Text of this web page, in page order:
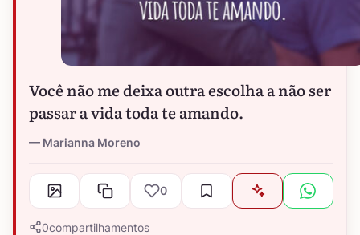
Você não me deixa outra escolha a não ser
passar a vida toda te amando.
Marianna Moreno
0
0compartilhamentos